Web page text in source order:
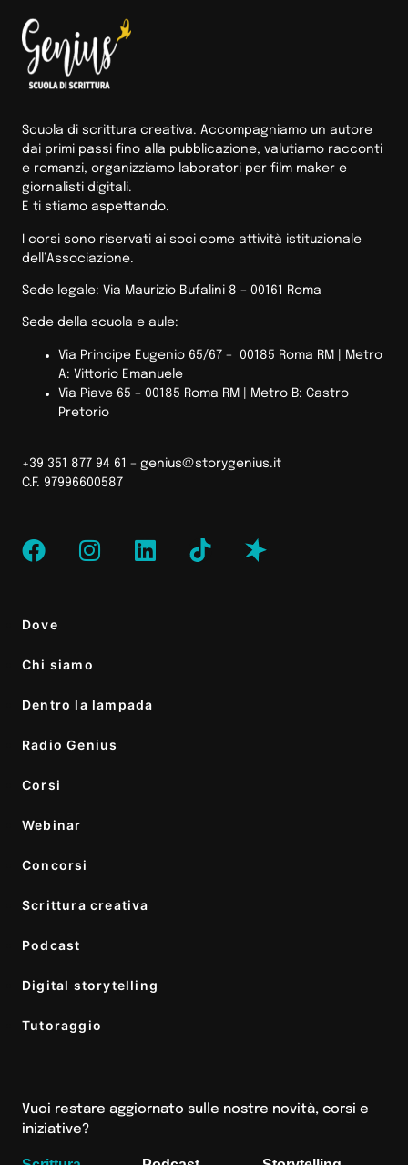
Scuola di scrittura creativa. Accompagniamo un autore
dai primi passi fino alla pubblicazione, valutiamo racconti
e romanzi, organizziamo laboratori per film maker e
giornalisti digitali.
E ti stiamo aspettando.
I corsi sono riservati ai soci come attività istituzionale
dell’Associazione.
Sede legale: Via Maurizio Bufalini 8 – 00161 Roma
Sede della scuola e aule:
Via Principe Eugenio 65/67 – 00185 Roma RM |
Metro
A: Vittorio Emanuele
Via Piave 65 – 00185 Roma RM | Metro B: Castro
Pretorio
+39 351 877 94 61 – genius@storygenius.it
C.F. 97996600587
Dove
Chi siamo
Dentro la lampada
Radio Genius
Corsi
Webinar
Concorsi
Scrittura creativa
Podcast
Digital storytelling
Tutoraggio
Vuoi restare aggiornato sulle nostre novità, corsi e
iniziative?